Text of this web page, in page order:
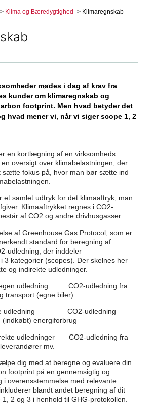
Klima og Bæredygtighed -> Klimaregnskab
mødes i dag af krav fra
kunder om klimaregnskab og
footprint. Men hvad betyder det
hvad mener vi, når vi siger scope 1, 2
en kortlægning af en virksomheds
oversigt over klimabelastningen, der
sætte fokus på, hvor man bør sætte ind
et samlet udtryk for det klimaaftryk, man
Klimaaftrykket regnes i CO2-
af CO2 og andre drivhusgasser.
af Greenhouse Gas Protocol, som er
standard for beregning af
udledning, der inddeler
3 kategorier (scopes). Der skelnes her
og indirekte udledninger.
udledning CO2-udledning fra
transport (egne biler)
udledning CO2-udledning
energiforbrug
udledninger CO2-udledning fra
mv.
dig med at beregne og evaluere din
footprint på en gennemsigtig og
overensstemmelse med relevante
blandt andet beregning af dit
2 og 3 i henhold til GHG-protokollen.